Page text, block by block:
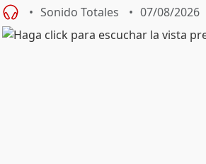
Sonido Totales 07/08/2026